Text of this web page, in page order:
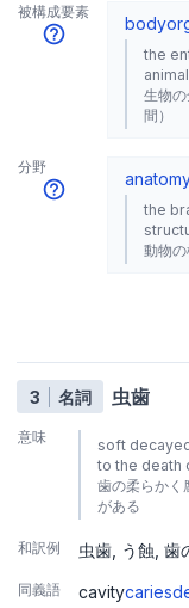
被構成要素
body
the
生物
間）
分野
the
動物
3 名詞 虫歯
意味
soft
to the death
歯の柔らかく
がある
和訳例 虫歯 う蝕 歯
同義語 cavitycaries